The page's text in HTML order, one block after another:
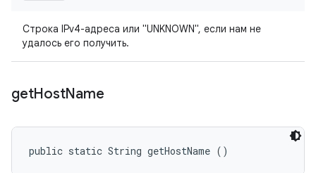
Строка IPv4-адреса или "UNKNOWN", если нам не
удалось его получить.
getHostName
public static String getHostName ()